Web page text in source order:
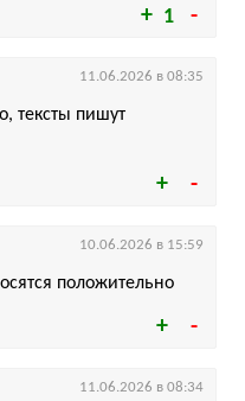
1
тексты пишут
11.06.2026 в 08:35
положительно
10.06.2026 в 15:59
11.06.2026 в 08:34